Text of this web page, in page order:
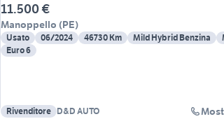
11.500 €
Manoppello (PE)
Usato 06/2024 46730 Km Mild Hybrid Benzina
Euro 6
Rivenditore D&D AUTO